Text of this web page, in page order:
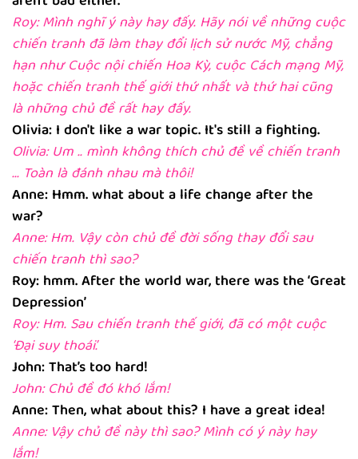
Roy: Mình nghĩ ý này hay đấy. Hãy nói về những cuộc
chiến tranh đã làm thay đổi lịch sử nước Mỹ, chẳng
hạn như Cuộc nội chiến Hoa Kỳ, cuộc Cách mạng Mỹ,
hoặc chiến tranh thế giới thứ nhất và thứ hai cũng
là những chủ đề rất hay đấy.
Olivia: I don't like a war topic. It's still a fighting.
Olivia: Um .. mình không thích chủ đề về chiến tranh
... Toàn là đánh nhau mà thôi!
Anne: Hmm. what about a life change after the
war?
Anne: Hm. Vậy còn chủ đề đời sống thay đổi sau
chiến tranh thì sao?
Roy: hmm. After the world war, there was the ‘Great
Depression’
Roy: Hm. Sau chiến tranh thế giới, đã có một cuộc
‘Đại suy thoái’.
John: That’s too hard!
John: Chủ đề đó khó lắm!
Anne: Then, what about this? I have a great idea!
Anne: Vậy chủ đề này thì sao? Mình có ý này hay